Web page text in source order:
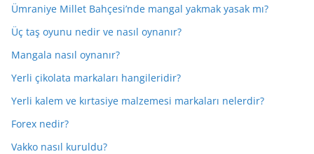
Ümraniye Millet Bahçesi’nde mangal yakmak yasak mı?
Üç taş oyunu nedir ve nasıl oynanır?
Mangala nasıl oynanır?
Yerli çikolata markaları hangileridir?
Yerli kalem ve kırtasiye malzemesi markaları nelerdir?
Forex nedir?
Vakko nasıl kuruldu?